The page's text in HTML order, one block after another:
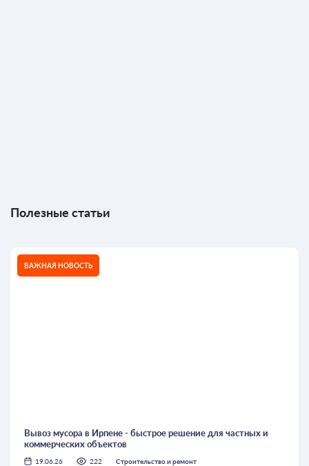
Полезные статьи
ВАЖНАЯ НОВОСТЬ
Вывоз мусора в Ирпене - быстрое решение для частных и
коммерческих объектов
19.06.26 222 Строительство и ремонт